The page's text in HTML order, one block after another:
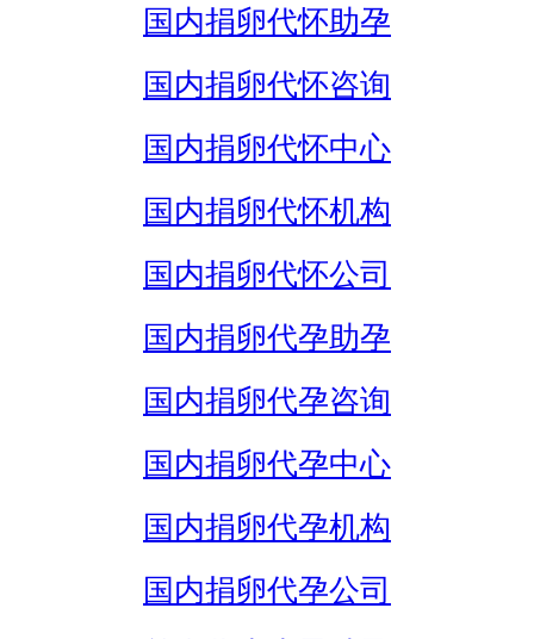
国内捐卵代怀助孕
国内捐卵代怀咨询
国内捐卵代怀中心
国内捐卵代怀机构
国内捐卵代怀公司
国内捐卵代孕助孕
国内捐卵代孕咨询
国内捐卵代孕中心
国内捐卵代孕机构
国内捐卵代孕公司